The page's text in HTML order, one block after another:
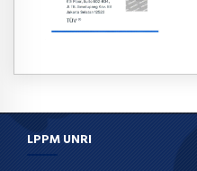
LPPM UNRI